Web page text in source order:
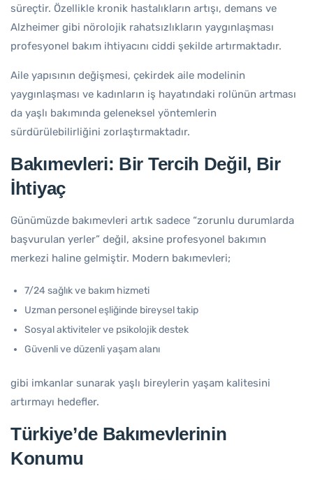
süreçtir. Özellikle kronik hastalıkların artışı, demans ve
Alzheimer gibi nörolojik rahatsızlıkların yaygınlaşması
profesyonel bakım ihtiyacını ciddi şekilde artırmaktadır.
Aile yapısının değişmesi, çekirdek aile modelinin
yaygınlaşması ve kadınların iş hayatındaki rolünün artması
da yaşlı bakımında geleneksel yöntemlerin
sürdürülebilirliğini zorlaştırmaktadır.
Bakımevleri: Bir Tercih Değil, Bir
İhtiyaç
Günümüzde bakımevleri artık sadece “zorunlu durumlarda
başvurulan yerler” değil, aksine profesyonel bakımın
merkezi haline gelmiştir. Modern bakımevleri;
7/24 sağlık ve bakım hizmeti
Uzman personel eşliğinde bireysel takip
Sosyal aktiviteler ve psikolojik destek
Güvenli ve düzenli yaşam alanı
gibi imkanlar sunarak yaşlı bireylerin yaşam kalitesini
artırmayı hedefler.
Türkiye’de Bakımevlerinin
Konumu